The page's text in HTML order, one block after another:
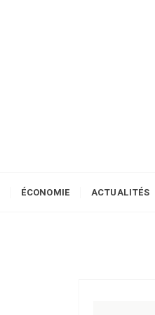
ÉCONOMIE ACTUALITÉS